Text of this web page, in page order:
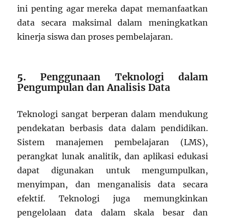
ini penting agar mereka dapat memanfaatkan
data secara maksimal dalam meningkatkan
kinerja siswa dan proses pembelajaran.
5.Penggunaan Teknologi dalam
Pengumpulan dan Analisis Data
Teknologi sangat berperan dalam mendukung
pendekatan berbasis data dalam pendidikan.
Sistem manajemen pembelajaran (LMS),
perangkat lunak analitik, dan aplikasi edukasi
dapat digunakan untuk mengumpulkan,
menyimpan, dan menganalisis data secara
efektif. Teknologi juga memungkinkan
pengelolaan data dalam skala besar dan